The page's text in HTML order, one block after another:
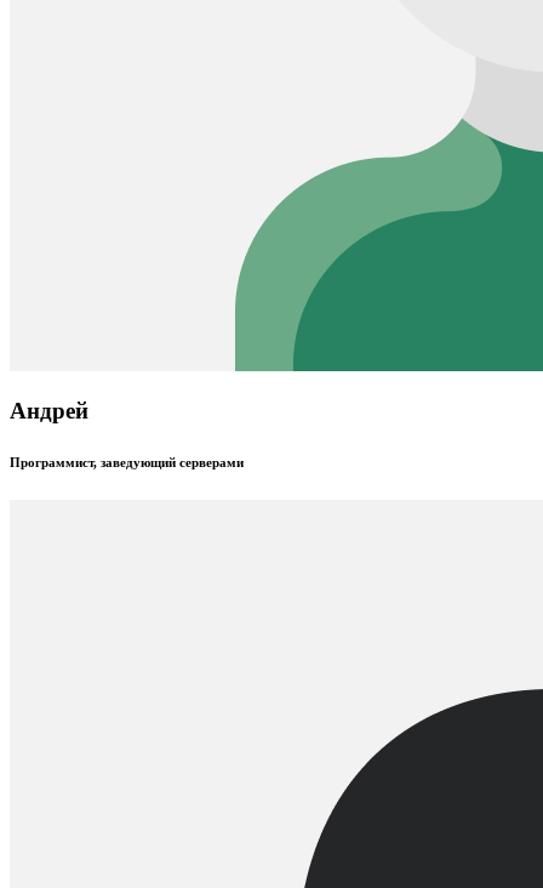
Андрей
Программист, заведующий серверами